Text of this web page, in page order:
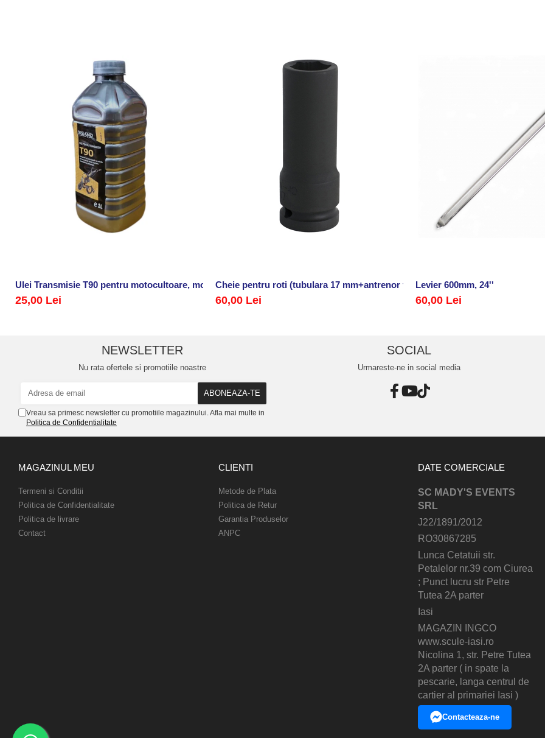
Ulei Transmisie T90 pentru motocultoare, motosape si alte utilaje
25,00 Lei
Cheie pentru roti (tubulara 17 mm+antrenor tip L 250x70mm)
60,00 Lei
Levier 600mm, 24''
60,00 Lei
NEWSLETTER
Nu rata ofertele si promotiile noastre
Vreau sa primesc newsletter cu promotiile magazinului. Afla mai multe in
Politica de Confidentialitate
SOCIAL
Urmareste-ne in social media
MAGAZINUL MEU
Termeni si Conditii
Politica de Confidentialitate
Politica de livrare
Contact
CLIENTI
Metode de Plata
Politica de Retur
Garantia Produselor
ANPC
DATE COMERCIALE
SC MADY'S EVENTS
SRL
J22/1891/2012
RO30867285
Lunca Cetatuii str.
Petalelor nr.39 com Ciurea
; Punct lucru str Petre
Tutea 2A parter
Iasi
MAGAZIN INGCO
www.scule-iasi.ro
Nicolina 1, str. Petre Tutea
2A parter ( in spate la
pescarie, langa centrul de
cartier al primariei Iasi )
Contacteaza-ne